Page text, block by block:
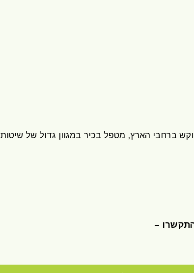
ברק המכללה המובילה לרפואה משלימה משנת 1998. מרצה מבוקש ברחבי הארץ, מטפל בכיר במגוון גדול של שיטות
–